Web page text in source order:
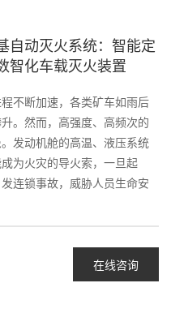
自动灭火系统：智能定
化车载灭火装置
不断加速，各类矿车如雨后
。然而，高强度、高频次的
发动机舱的高温、液压系统
为火灾的导火索，一旦起
连锁事故，威胁人员生命安
在线咨询